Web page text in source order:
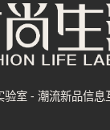
验室 - 潮流新品信息